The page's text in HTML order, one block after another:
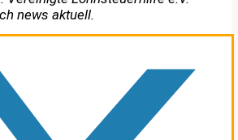
news aktuell.